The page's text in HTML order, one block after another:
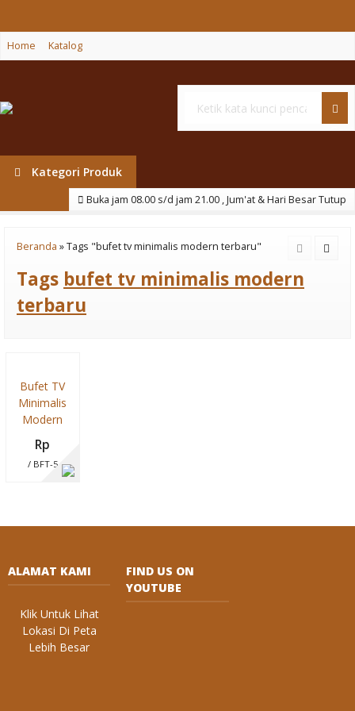
Home Katalog
Cari
Kategori Produk
Buka jam 08.00 s/d jam 21.00 , Jum'at & Hari Besar Tutup
Beranda »Tags "bufet tv minimalis modern terbaru"
Tags bufet tv minimalis modern
terbaru
Bufet TV
Minimalis
Modern
Rp
/ BFT-5
ALAMAT KAMI
Klik Untuk Lihat
Lokasi Di Peta
Lebih Besar
FIND US ON
YOUTUBE